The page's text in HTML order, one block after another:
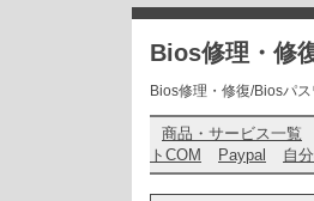
Bios修理・修
Bios修理・修復/Biosパ
商品・サービス一覧
トCOM
Paypal 自